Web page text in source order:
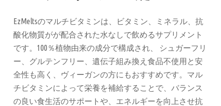
EzMeltsのマルチビタミンは、ビタミン、ミネラル、抗
酸化物質がが配合された水なしで飲めるサプリメント
です。100％植物由来の成分で構成され、 シュガーフリ
ー、グルテンフリー、遺伝子組み換え食品不使用と安
全性も高く、ヴィーガンの方にもおすすめです。マル
チビタミンによって栄養を補給することで、バランス
の良い食生活のサポートや、エネルギーを向上させ抗